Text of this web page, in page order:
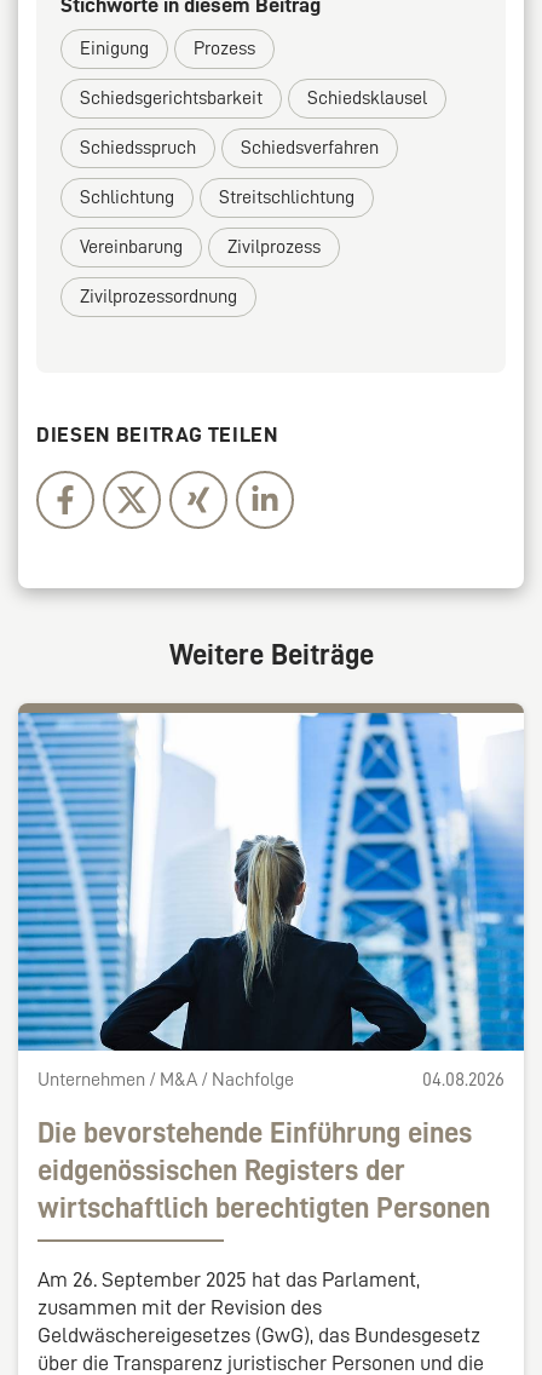
Stichworte in diesem Beitrag
Einigung Prozess
Schiedsgerichtsbarkeit Schiedsklausel
Schiedsspruch Schiedsverfahren
Schlichtung Streitschlichtung
Vereinbarung Zivilprozess
Zivilprozessordnung
DIESEN BEITRAG TEILEN
Weitere Beiträge
Unternehmen / M&A / Nachfolge 04.08.2026
Die bevorstehende Einführung eines
eidgenössischen Registers der
wirtschaftlich berechtigten Personen
Am 26. September 2025 hat das Parlament,
zusammen mit der Revision des
Geldwäschereigesetzes (GwG), das Bundesgesetz
über die Transparenz juristischer Personen und die